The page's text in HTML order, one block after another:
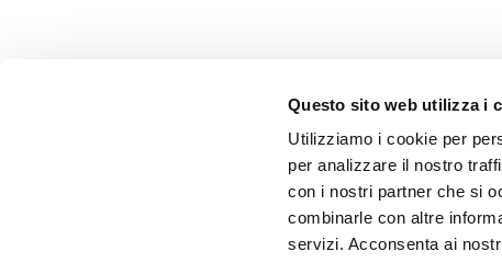
Questo sito web utilizza i
Utilizziamo i cookie per
per analizzare il nostro
con i nostri partner che si
combinarle con altre
servizi. Acconsenta ai